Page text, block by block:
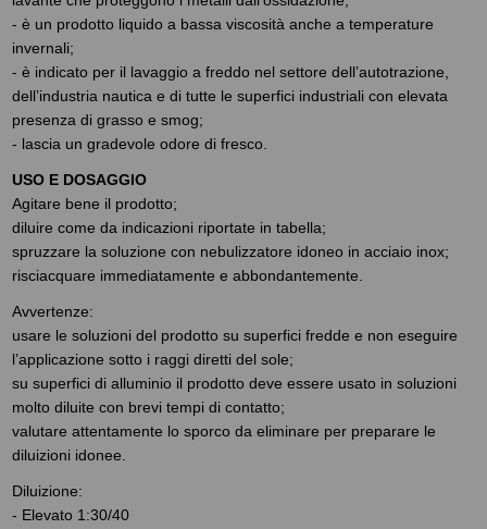
- è un prodotto liquido a bassa viscosità anche a temperature
invernali;
- è indicato per il lavaggio a freddo nel settore dell’autotrazione,
dell’industria nautica e di tutte le superfici industriali con elevata
presenza di grasso e smog;
- lascia un gradevole odore di fresco.
USO E DOSAGGIO
Agitare bene il prodotto;
diluire come da indicazioni riportate in tabella;
spruzzare la soluzione con nebulizzatore idoneo in acciaio inox;
risciacquare immediatamente e abbondantemente.
Avvertenze:
usare le soluzioni del prodotto su superfici fredde e non eseguire
l’applicazione sotto i raggi diretti del sole;
su superfici di alluminio il prodotto deve essere usato in soluzioni
molto diluite con brevi tempi di contatto;
valutare attentamente lo sporco da eliminare per preparare le
diluizioni idonee.
Diluizione:
- Elevato 1:30/40